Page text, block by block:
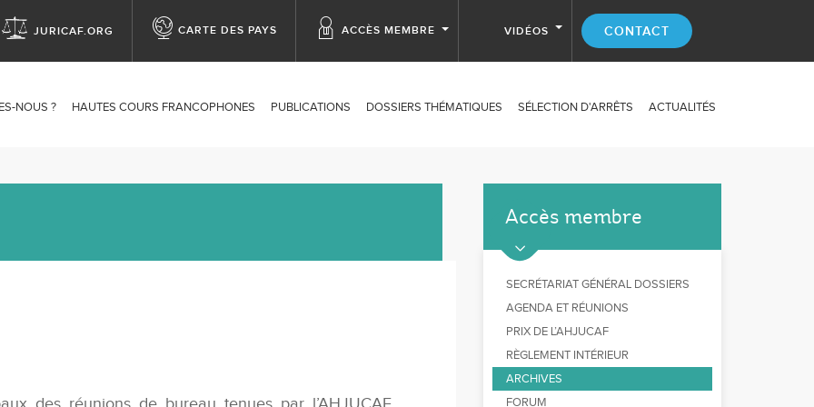
JURICAF.ORG CARTE DES PAYS ACCÈS MEMBRE VIDÉOS CONTACT
NOUS ? HAUTES COURS FRANCOPHONES PUBLICATIONS DOSSIERS THÉMATIQUES SÉLECTION D'ARRÊTS ACTUALITÉS
Accès membre
SECRÉTARIAT GÉNÉRAL DOSSIERS
AGENDA ET RÉUNIONS
PRIX DE L’AHJUCAF
RÈGLEMENT INTÉRIEUR
ARCHIVES
FORUM